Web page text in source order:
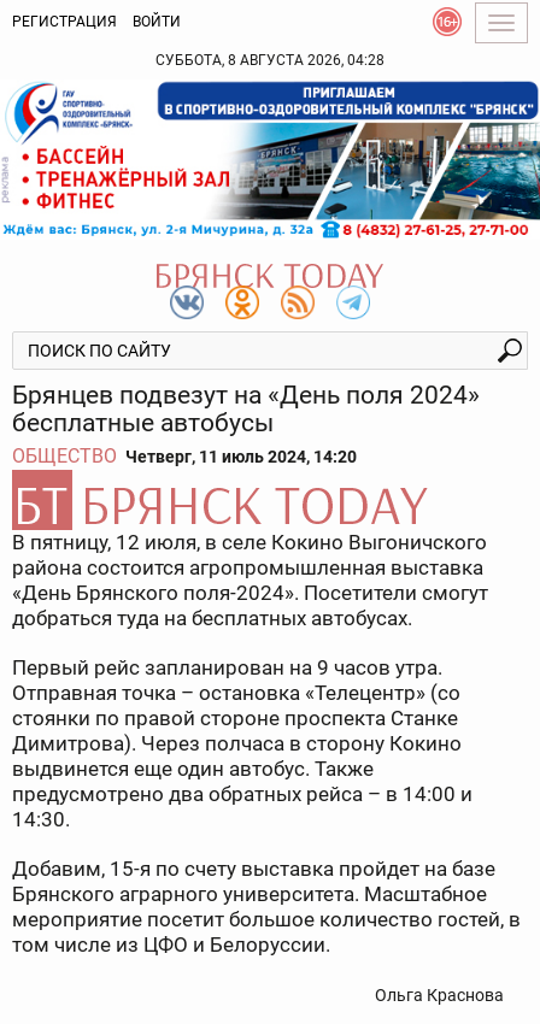
РЕГИСТРАЦИЯ ВОЙТИ
СУББОТА, 8 АВГУСТА 2026, 04:28
Брянцев подвезут на «День поля 2024»
бесплатные автобусы
ОБЩЕСТВО Четверг, 11 июль 2024, 14:20
В пятницу, 12 июля, в селе Кокино Выгоничского
района состоится агропромышленная выставка
«День Брянского поля-2024». Посетители смогут
добраться туда на бесплатных автобусах.
Первый рейс запланирован на 9 часов утра.
Отправная точка – остановка «Телецентр» (со
стоянки по правой стороне проспекта Станке
Димитрова). Через полчаса в сторону Кокино
выдвинется еще один автобус. Также
предусмотрено два обратных рейса – в 14:00 и
14:30.
Добавим, 15-я по счету выставка пройдет на базе
Брянского аграрного университета. Масштабное
мероприятие посетит большое количество гостей, в
том числе из ЦФО и Белоруссии.
Ольга Краснова